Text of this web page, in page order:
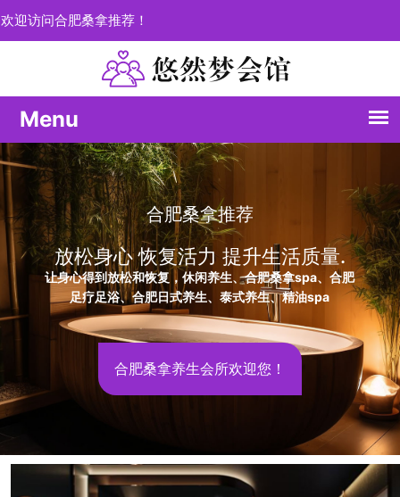
欢迎访问合肥桑拿推荐！
每一次体验都是愉悦的
个性化定制您的健康之旅
合肥桑拿推荐，释放压力；合肥养生spa深度疗愈您的疲
惫，精油spa唤醒您的感官之旅。
合肥会所养生休闲之都